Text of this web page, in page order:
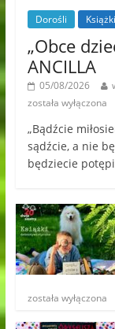
Dorośli Książki
„Obce
ANCILLA
05/08/2026
została wyłączona
„Bądźcie
sądźcie, a nie
będziecie
została wyłączona